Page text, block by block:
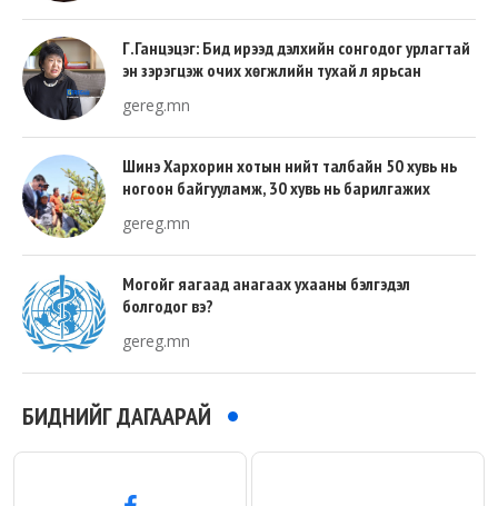
Г.Ганцэцэг: Бид ирээд дэлхийн сонгодог урлагтай
эн зэрэгцэж очих хөгжлийн тухай л ярьсан
gereg.mn
Шинэ Хархорин хотын нийт талбайн 50 хувь нь
ногоон байгууламж, 30 хувь нь барилгажих
gereg.mn
Могойг яагаад анагаах ухааны бэлгэдэл
болгодог вэ?
gereg.mn
БИДНИЙГ ДАГААРАЙ